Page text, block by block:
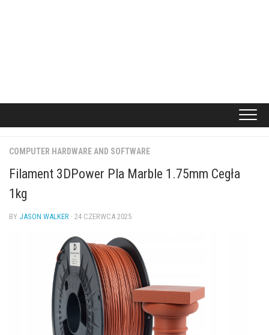
COMPUTER HARDWARE AND SOFTWARE
Filament 3DPower Pla Marble 1.75mm Cegła
1kg
BY JASON WALKER · 24 CZERWCA 2025